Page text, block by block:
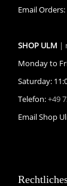
Email Orders:
SHOP ULM |
Monday to
Saturday:
Telefon:+49
Email Shop